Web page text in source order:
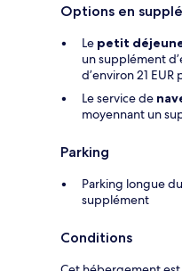
Options en
Le petit
un supplément
d’environ 21
Le service de
moyennant un
Parking
Parking longue
supplément
Conditions